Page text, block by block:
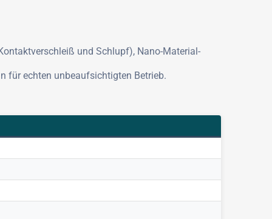
und Schlupf), Nano-Material-
für echten unbeaufsichtigten Betrieb.